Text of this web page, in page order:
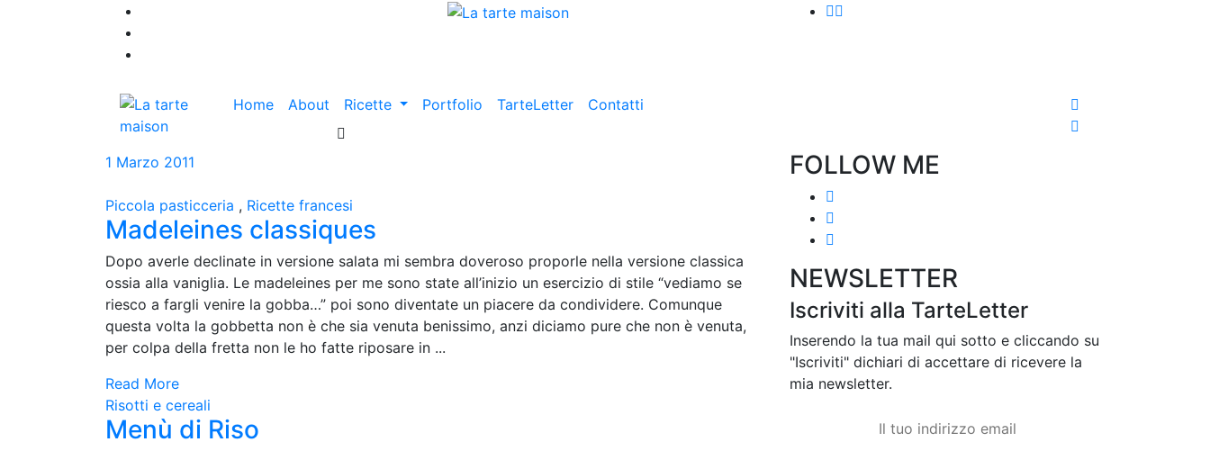
Home About Ricette Portfolio TarteLetter Contatti
1 Marzo 2011
Piccola pasticceria , Ricette francesi
Madeleines classiques
Dopo averle declinate in versione salata mi sembra doveroso proporle nella versione classica
ossia alla vaniglia. Le madeleines per me sono state all’inizio un esercizio di stile “vediamo se
riesco a fargli venire la gobba…” poi sono diventate un piacere da condividere. Comunque
questa volta la gobbetta non è che sia venuta benissimo, anzi diciamo pure che non è venuta,
per colpa della fretta non le ho fatte riposare in ...
Read More
Risotti e cereali
Menù di Riso
FOLLOW ME
NEWSLETTER
Iscriviti alla TarteLetter
Inserendo la tua mail qui sotto e cliccando su
"Iscriviti" dichiari di accettare di ricevere la
mia newsletter.